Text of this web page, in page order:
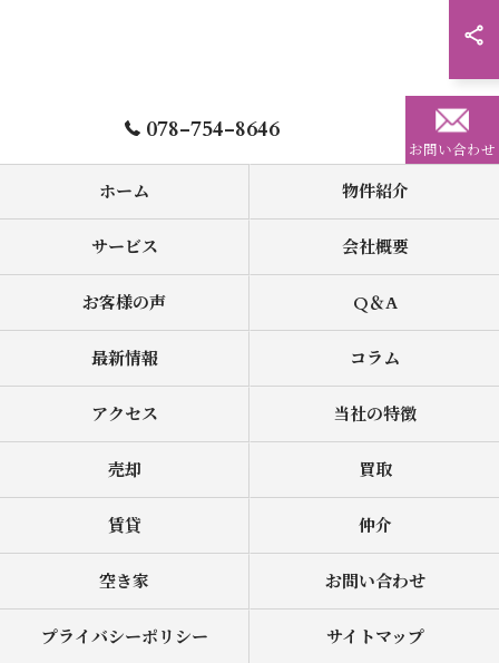
078-754-8646
お問い合わせ
ホーム 物件紹介
サービス 会社概要
お客様の声 Q＆A
最新情報 コラム
アクセス 当社の特徴
売却 買取
賃貸 仲介
空き家 お問い合わせ
プライバシーポリシー サイトマップ